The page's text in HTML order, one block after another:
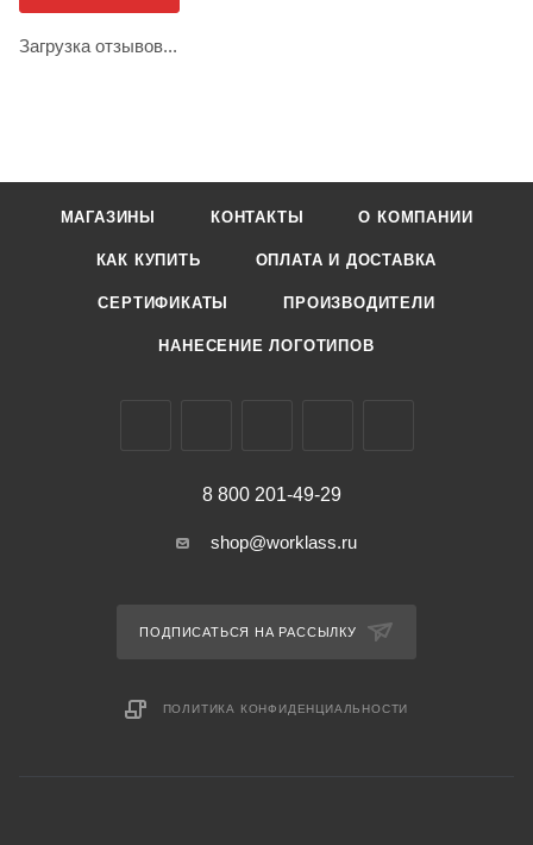
Загрузка отзывов...
МАГАЗИНЫ КОНТАКТЫ О КОМПАНИИ
КАК КУПИТЬ ОПЛАТА И ДОСТАВКА
СЕРТИФИКАТЫ ПРОИЗВОДИТЕЛИ
НАНЕСЕНИЕ ЛОГОТИПОВ
8 800 201-49-29
shop@worklass.ru
ПОДПИСАТЬСЯ НА РАССЫЛКУ
ПОЛИТИКА КОНФИДЕНЦИАЛЬНОСТИ